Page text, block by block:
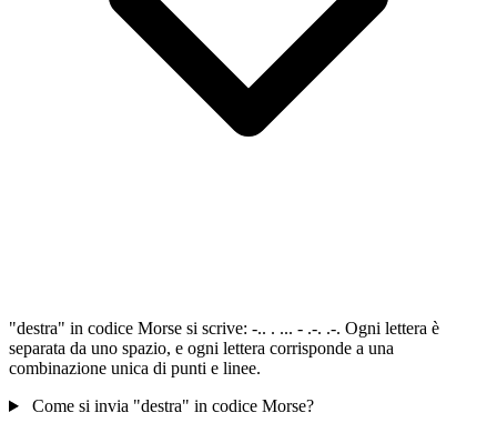
"destra" in codice Morse si scrive: -.. . ... - .-. .-. Ogni lettera è
separata da uno spazio, e ogni lettera corrisponde a una
combinazione unica di punti e linee.
Come si invia "destra" in codice Morse?